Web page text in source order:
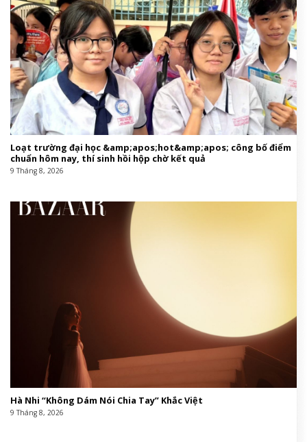
Loạt trường đại học &amp;apos;hot&amp;apos; công bố điểm
chuẩn hôm nay, thí sinh hồi hộp chờ kết quả
9 Tháng 8, 2026
Hà Nhi “Không Dám Nói Chia Tay” Khắc Việt
9 Tháng 8, 2026